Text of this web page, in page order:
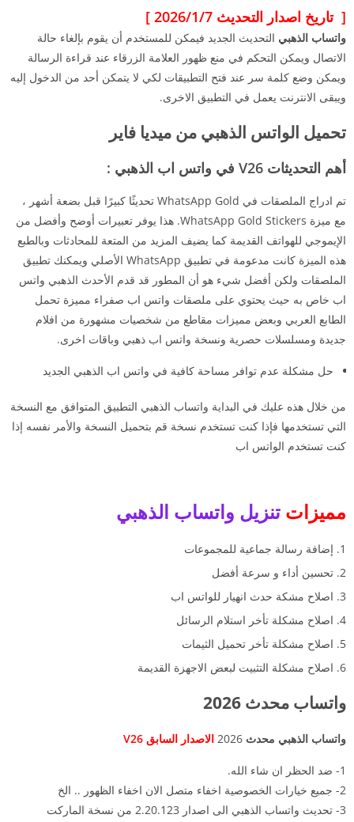
[ تاريخ اصدار التحديث 2026/1/7 ]
واتساب الذهبي التحديث الجديد فيمكن للمستخدم أن يقوم بإلغاء حالة
الاتصال ويمكن التحكم في منع ظهور العلامة الزرقاء عند قراءة الرسالة
ويمكن وضع كلمة سر عند فتح التطبيقات لكي لا يتمكن أحد من الدخول إليه
ويبقى الانترنت يعمل في التطبيق الاخرى.
تحميل الواتس الذهبي من ميديا فاير
أهم التحديثات V26 في واتس اب الذهبي :
تم ادراج الملصقات في WhatsApp Gold تحديثًا كبيرًا قبل بضعة أشهر ،
مع ميزة WhatsApp Gold Stickers. هذا يوفر تعبيرات أوضح وأفضل من
الإيموجي للهواتف القديمة كما يضيف المزيد من المتعة للمحادثات وبالطبع
هذه الميزة كانت مدعومة في تطبيق WhatsApp الأصلي ويمكنك تطبيق
الملصقات ولكن أفضل شيء هو أن المطور قد قدم الأحدث الذهبي واتس
اب خاص به حيث يحتوي على ملصقات واتس اب صفراء مميزة تحمل
الطابع العربي وبعض مميزات مقاطع من شخصيات مشهورة من افلام
جديدة ومسلسلات حصرية ونسخة واتس اب ذهبي وباقات اخرى.
حل مشكلة عدم توافر مساحة كافية في واتس اب الذهبي الجديد
من خلال هذه عليك في البداية واتساب الذهبي التطبيق المتوافق مع النسخة
التي تستخدمها فإذا كنت تستخدم نسخة قم بتحميل النسخة والأمر نفسه إذا
كنت تستخدم الواتس اب
مميزات تنزيل واتساب الذهبي
إضافة رسالة جماعية للمجموعات
تحسين أداء و سرعة أفضل
اصلاح مشكة حدث انهيار للواتس اب
اصلاح مشكلة تأخر استلام الرسائل
اصلاح مشكلة تأخر تحميل الثيمات
اصلاح مشكلة التثبيت لبعض الاجهزة القديمة
واتساب محدث 2026
واتساب الذهبي محدث الاصدار السابق V26
1- ضد الحظر ان شاء الله.
2- جميع خيارات الخصوصية اخفاء متصل الان اخفاء الظهور .. الخ
3- تحديث واتساب الذهبي الى اصدار 2.20.123 من نسخة الماركت